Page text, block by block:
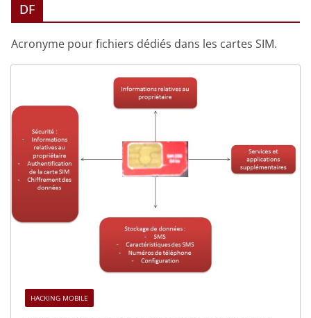
DF
Acronyme pour fichiers dédiés dans les cartes SIM.
HACKING MOBILE